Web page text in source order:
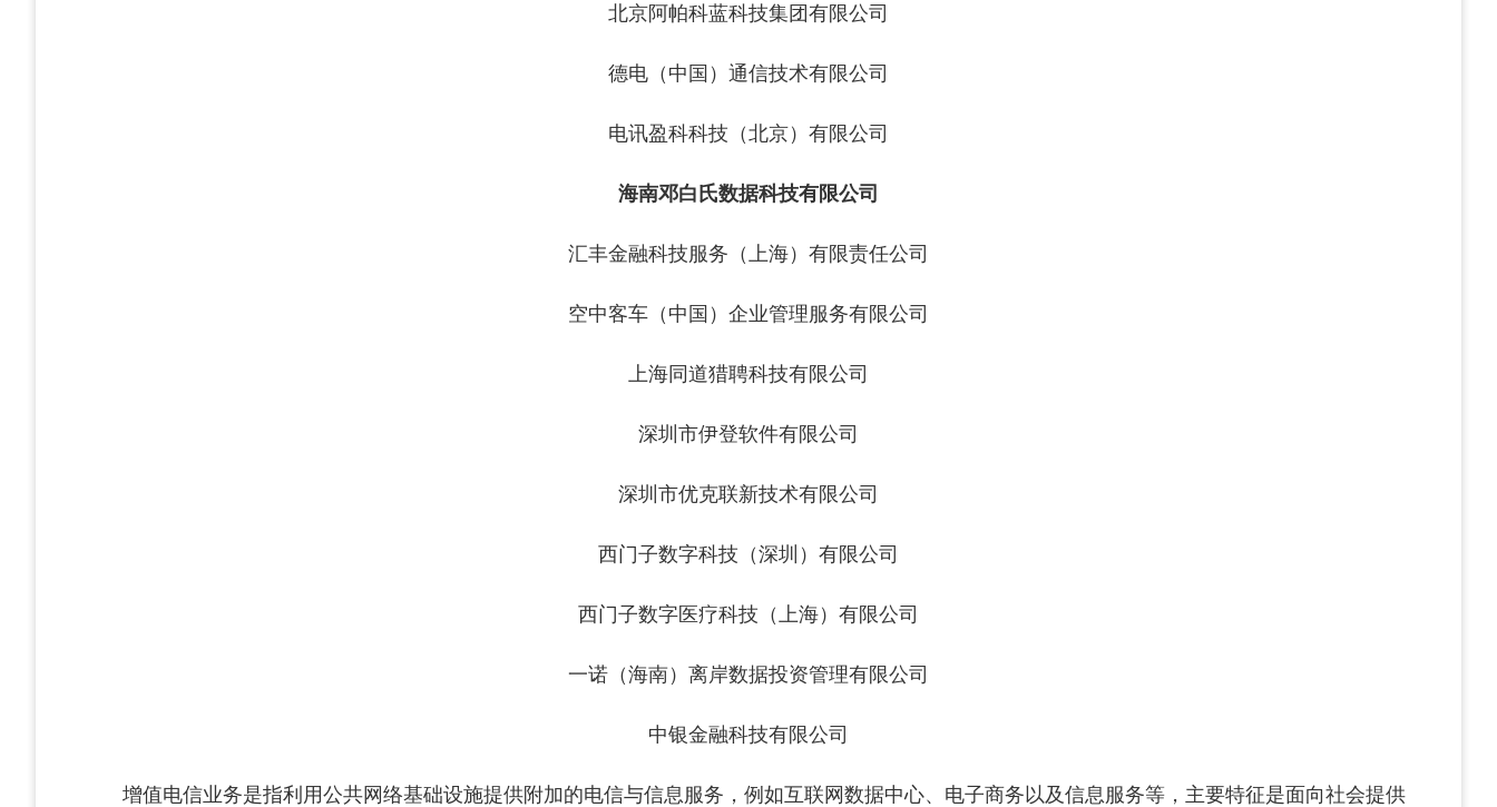
北京阿帕科蓝科技集团有限公司
德电（中国）通信技术有限公司
电讯盈科科技（北京）有限公司
海南邓白氏数据科技有限公司
汇丰金融科技服务（上海）有限责任公司
空中客车（中国）企业管理服务有限公司
上海同道猎聘科技有限公司
深圳市伊登软件有限公司
深圳市优克联新技术有限公司
西门子数字科技（深圳）有限公司
西门子数字医疗科技（上海）有限公司
一诺（海南）离岸数据投资管理有限公司
中银金融科技有限公司
增值电信业务是指利用公共网络基础设施提供附加的电信与信息服务，例如互联网数据中心、电子商务以及信息服务等，主要特征是面向社会提供